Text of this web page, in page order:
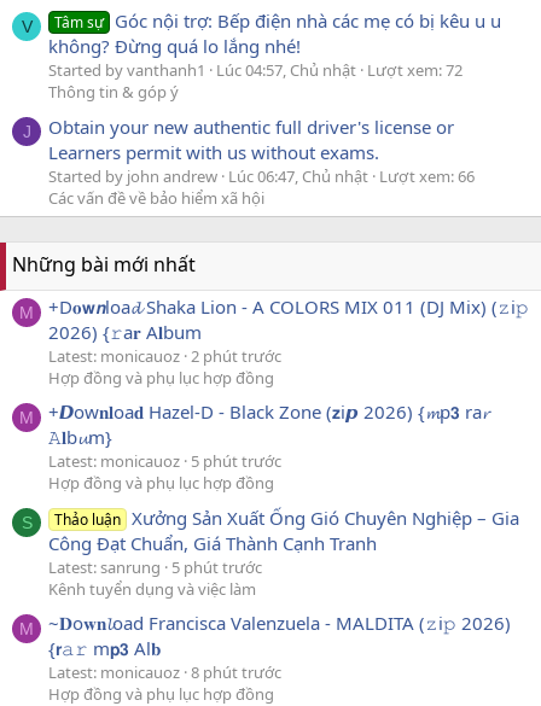
V Tâm sự Góc nội trợ: Bếp điện nhà các mẹ có bị kêu u u
không? Đừng quá lo lắng nhé!
Started by vanthanh1 Lúc 04:57, Chủ nhật Lượt xem: 72
Thông tin & góp ý
J
Obtain your new authentic full driver's license or
Learners permit with us without exams.
Started by john andrew Lúc 06:47, Chủ nhật Lượt xem: 66
Các vấn đề về bảo hiểm xã hội
Những bài mới nhất
M
+D𝐨𝘄𝙣loa𝓭 Shaka Lion - A COLORS MIX 011 (DJ Mix) (𝚣i𝚙
2026) {𝚛a𝐫 A𝐥bum
Latest: monicauoz 2 phút trước
Hợp đồng và phụ lục hợp đồng
M
+𝘿ow𝐧𝐥oa𝐝 Hazel-D - Black Zone (𝘇i𝙥 2026) {𝓶p𝟯 ra𝓻
𝙰𝐥b𝓾m}
Latest: monicauoz 5 phút trước
Hợp đồng và phụ lục hợp đồng
S Thảo luận Xưởng Sản Xuất Ống Gió Chuyên Nghiệp – Gia
Công Đạt Chuẩn, Giá Thành Cạnh Tranh
Latest: sanrung
5 phút trước
Kênh tuyển dụng và việc làm
M
~𝐃o𝐰𝐧𝓵oad Francisca Valenzuela - MALDITA (𝚣i𝚙 2026)
{𝗿𝚊𝚛 m𝗽𝟯 Al𝐛
Latest: monicauoz 8 phút trước
Hợp đồng và phụ lục hợp đồng